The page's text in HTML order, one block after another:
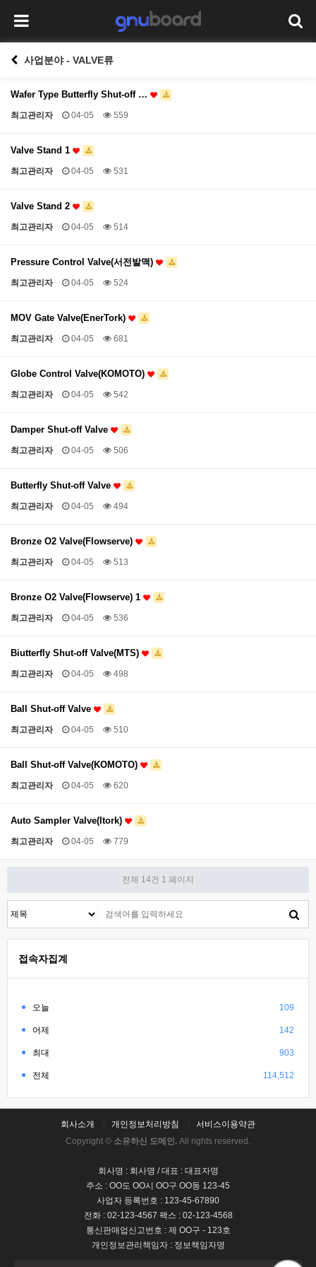
사업분야 - VALVE류
Wafer Type Butterfly Shut-off …
최고관리자 04-05 559
Valve Stand 1
최고관리자 04-05 531
Valve Stand 2
최고관리자 04-05 514
Pressure Control Valve(서전발맥)
최고관리자 04-05 524
MOV Gate Valve(EnerTork)
최고관리자 04-05 681
Globe Control Valve(KOMOTO)
최고관리자 04-05 542
Damper Shut-off Valve
최고관리자 04-05 506
Butterfly Shut-off Valve
최고관리자 04-05 494
Bronze O2 Valve(Flowserve)
최고관리자 04-05 513
Bronze O2 Valve(Flowserve) 1
최고관리자 04-05 536
Biutterfly Shut-off Valve(MTS)
최고관리자 04-05 498
Ball Shut-off Valve
최고관리자 04-05 510
Ball Shut-off Valve(KOMOTO)
최고관리자 04-05 620
Auto Sampler Valve(Itork)
최고관리자 04-05 779
전체 14건 1 페이지
접속자집계
오늘 109
어제 142
최대 903
전체 114,512
회사소개 개인정보처리방침
서비스이용약관
Copyright © 소유하신 도메인. All rights reserved.
회사명 : 회사명 / 대표 : 대표자명
주소 : OO도 OO시 OO구 OO동 123-45
사업자 등록번호 : 123-45-67890
전화 : 02-123-4567 팩스 : 02-123-4568
통신판매업신고번호 : 제 OO구 - 123호
개인정보관리책임자 : 정보책임자명